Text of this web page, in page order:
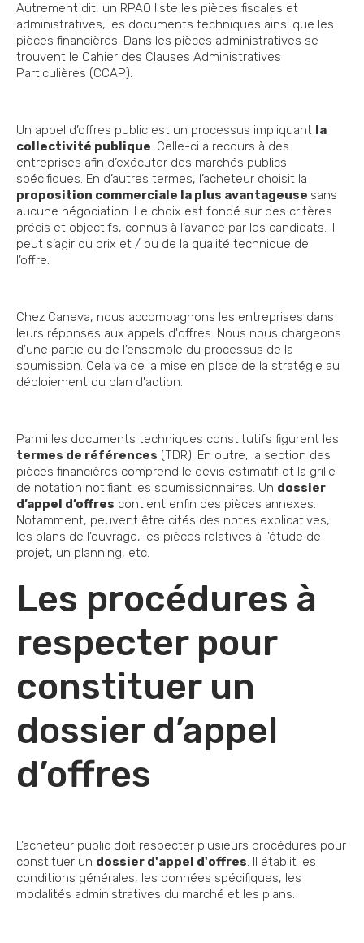
Autrement dit, un RPAO liste les pièces fiscales et
administratives, les documents techniques ainsi que les
pièces financières. Dans les pièces administratives se
trouvent le Cahier des Clauses Administratives
Particulières (CCAP).
Un appel d’offres public est un processus impliquant la
collectivité publique. Celle-ci a recours à des
entreprises afin d’exécuter des marchés publics
spécifiques. En d’autres termes, l’acheteur choisit la
proposition commerciale la plus avantageuse sans
aucune négociation. Le choix est fondé sur des critères
précis et objectifs, connus à l’avance par les candidats. Il
peut s’agir du prix et / ou de la qualité technique de
l’offre.
Chez Caneva, nous accompagnons les entreprises dans
leurs réponses aux appels d'offres. Nous nous chargeons
d’une partie ou de l’ensemble du processus de la
soumission. Cela va de la mise en place de la stratégie au
déploiement du plan d'action.
Parmi les documents techniques constitutifs figurent les
termes de références (TDR). En outre, la section des
pièces financières comprend le devis estimatif et la grille
de notation notifiant les soumissionnaires. Un dossier
d’appel d’offres contient enfin des pièces annexes.
Notamment, peuvent être cités des notes explicatives,
les plans de l’ouvrage, les pièces relatives à l’étude de
projet, un planning, etc.
Les procédures à
respecter pour
constituer un
dossier d’appel
d’offres
L’acheteur public doit respecter plusieurs procédures pour
constituer un dossier d'appel d'offres. Il établit les
conditions générales, les données spécifiques, les
modalités administratives du marché et les plans.